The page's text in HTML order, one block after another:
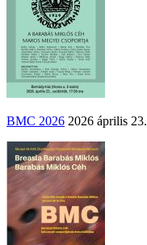
BMC 2026 2026 április 23.